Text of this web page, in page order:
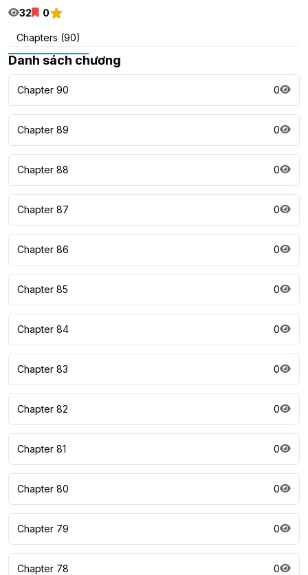
32
0
Chapters (90)
Danh sách chương
Chapter 90 0
Chapter 89 0
Chapter 88 0
Chapter 87 0
Chapter 86 0
Chapter 85 0
Chapter 84 0
Chapter 83 0
Chapter 82 0
Chapter 81 0
Chapter 80 0
Chapter 79 0
Chapter 78 0